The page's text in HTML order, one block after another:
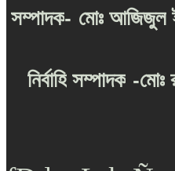
সম্পাদক- মোঃ আজিজুল
নির্বাহি সম্পাদক -মোঃ